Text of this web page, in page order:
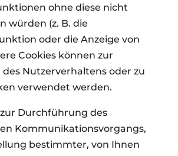
ohne diese nicht
würden (z. B. die
oder die Anzeige von
Cookies können zur
Nutzerverhaltens oder zu
verwendet werden.
Durchführung des
Kommunikationsvorgangs,
bestimmter, von Ihnen